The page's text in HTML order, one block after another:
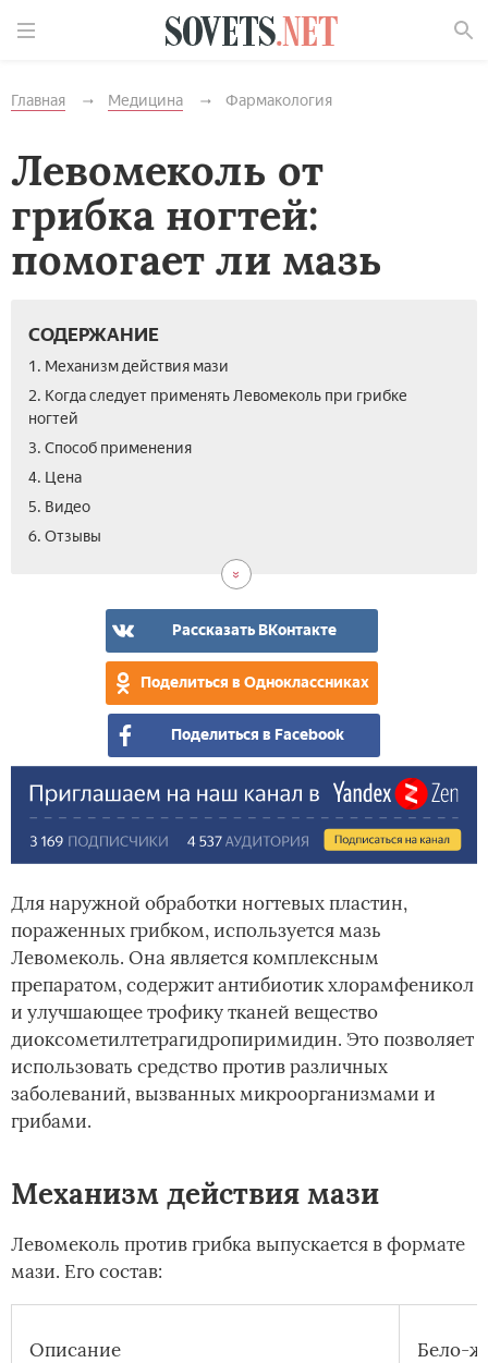
Главная Медицина Фармакология
Левомеколь от
грибка ногтей:
помогает ли мазь
СОДЕРЖАНИЕ
1. Механизм действия мази
2. Когда следует применять Левомеколь при грибке
ногтей
3. Способ применения
4. Цена
5. Видео
6. Отзывы
Рассказать ВКонтакте
Поделиться в Одноклассниках
Поделиться в Facebook
Для наружной обработки ногтевых пластин,
пораженных грибком, используется мазь
Левомеколь. Она является комплексным
препаратом, содержит антибиотик хлорамфеникол
и улучшающее трофику тканей вещество
диоксометилтетрагидропиримидин. Это позволяет
использовать средство против различных
заболеваний, вызванных микроорганизмами и
грибами.
Механизм действия мази
Левомеколь против грибка выпускается в формате
мази. Его состав:
Описание
Бело-